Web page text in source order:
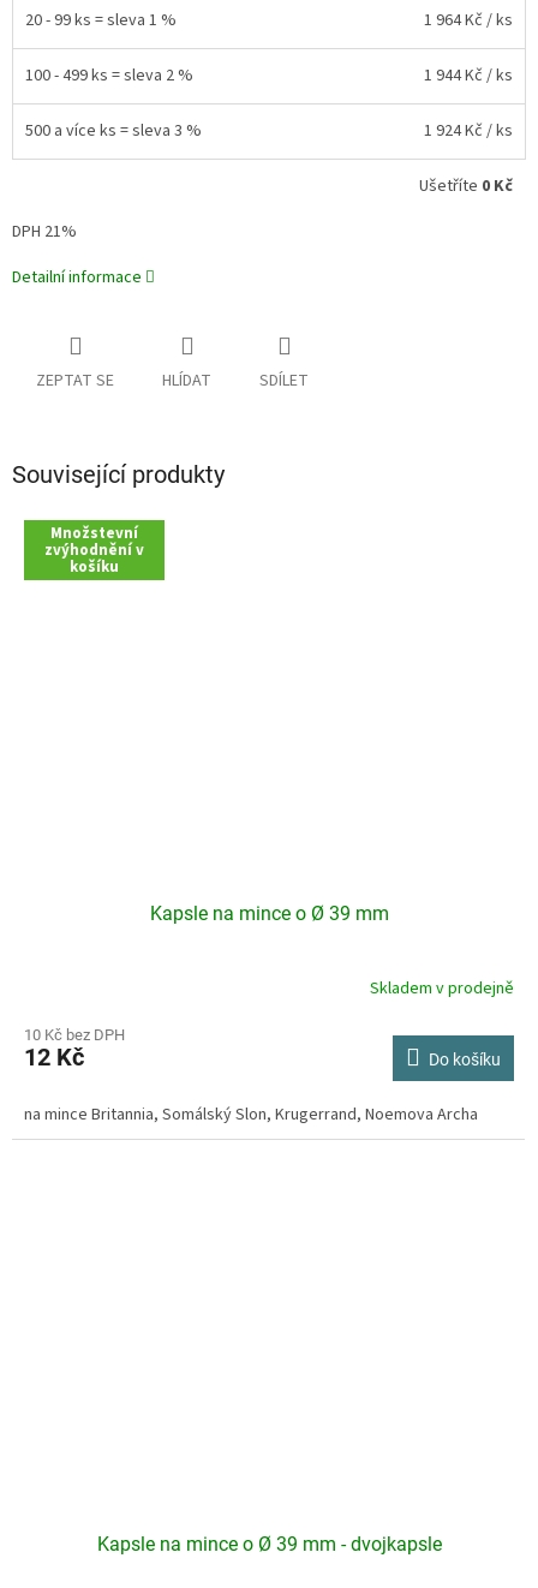
20 - 99 ks = sleva 1 % 1 964 Kč / ks
100 - 499 ks = sleva 2 % 1 944 Kč / ks
500 a více ks = sleva 3 % 1 924 Kč / ks
Ušetříte 0 Kč
DPH 21%
Detailní informace
ZEPTAT SE HLÍDAT SDÍLET
Související produkty
Množstevní
zvýhodnění v
košíku
Kapsle na mince o Ø 39 mm
produktu
je
z
Skladem v prodejně
10 Kč bez DPH
12 Kč Do košíku
na mince Britannia, Somálský Slon, Krugerrand, Noemova Archa
Kapsle na mince o Ø 39 mm - dvojkapsle